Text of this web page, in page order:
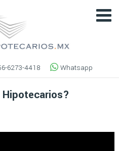
6273-4418 Whatsapp
Hipotecarios?